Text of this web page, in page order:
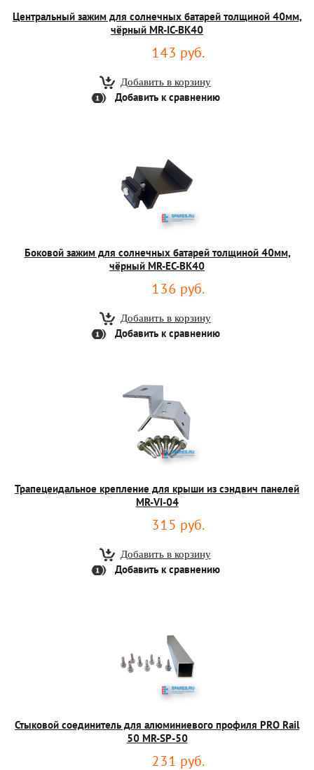
Центральный зажим для солнечных батарей толщиной 40мм,
чёрный MR-IC-BK40
143 руб.
Добавить к сравнению
Боковой зажим для солнечных батарей толщиной 40мм,
чёрный MR-EC-BK40
136 руб.
Добавить к сравнению
Трапецеидальное крепление для крыши из сэндвич панелей
MR-VI-04
315 руб.
Добавить к сравнению
Стыковой соединитель для алюминиевого профиля PRO Rail
50 MR-SP-50
231 руб.